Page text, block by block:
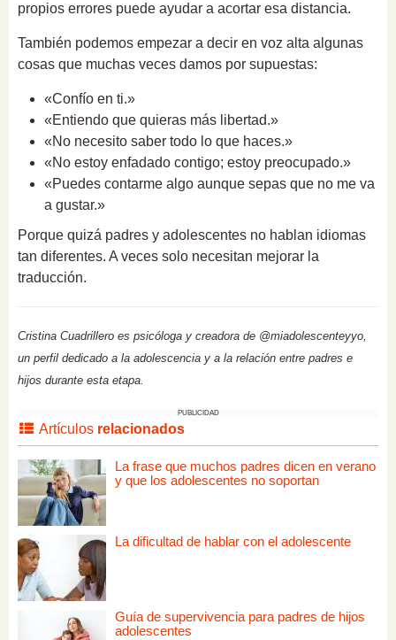
propios errores puede ayudar a acortar esa distancia.
También podemos empezar a decir en voz alta algunas
cosas que muchas veces damos por supuestas:
«Confío en ti.»
«Entiendo que quieras más libertad.»
«No necesito saber todo lo que haces.»
«No estoy enfadado contigo; estoy preocupado.»
«Puedes contarme algo aunque sepas que no me va
a gustar.»
Porque quizá padres y adolescentes no hablan idiomas
tan diferentes. A veces solo necesitan mejorar la
traducción.
Cristina Cuadrillero es psicóloga y creadora de @miadolescenteyyo,
un perfil dedicado a la adolescencia y a la relación entre padres e
hijos durante esta etapa.
PUBLICIDAD
Artículos relacionados
La frase que muchos padres dicen en verano
y que los adolescentes no soportan
La dificultad de hablar con el adolescente
Guía de supervivencia para padres de hijos
adolescentes